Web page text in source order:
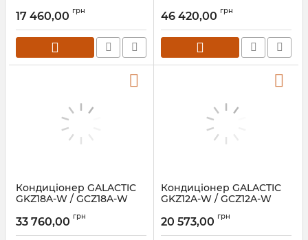
17 460,00 грн 46 420,00 грн
Кондиціонер GALACTIC
GKZ18A-W / GCZ18A-W
33 760,00 грн
Кондиціонер GALACTIC
GKZ12A-W / GCZ12A-W
20 573,00 грн